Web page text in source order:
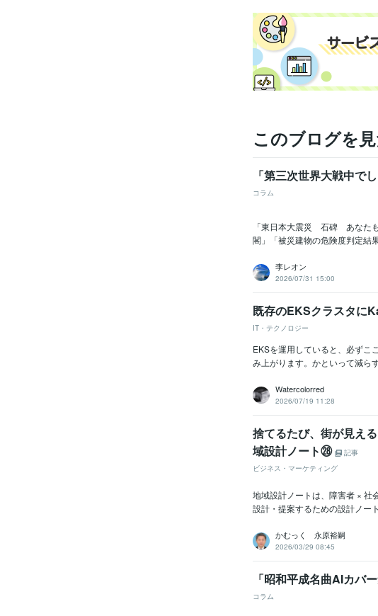
このブログを
「第三次世界大戦中で
コラム
「東日本大震災 石碑 あなた
閣」「被災建物の危険度判定
李レオン
2026/07/31 15:00
既存のEKSクラスタに
IT・テクノロジー
EKSを運用していると、必ずこ
み上がります。かといって減ら
Watercolorred
2026/07/19 11:28
捨てるたび、街が見え
域設計ノート㉘
記事
ビジネス・マーケティング
地域設計ノートは、障害者 × 社
設計・提案するための設計ノー
かむっく 永原裕嗣
2026/03/29 08:45
「昭和平成名曲AIカバ
コラム